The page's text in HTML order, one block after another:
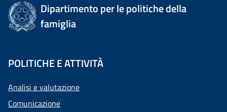
Dipartimento per le politiche della
famiglia
POLITICHE E ATTIVITÀ
Analisi e valutazione
Comunicazione